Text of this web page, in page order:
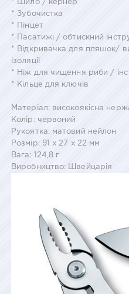
* Шило / кернер
* Зубочистка
* Пінцет
* Пасатижі / обтискний
* Відкривачка для пляшок/
ізоляції
* Ніж для чищення риби /
* Кільце для ключів
Матеріал: високоякісна
Колір: червоний
Рукоятка: матовий нейлон
Розмір: 91 х 27 х 22 мм
Вага: 124,8 г
Виробництво: Швейцарія